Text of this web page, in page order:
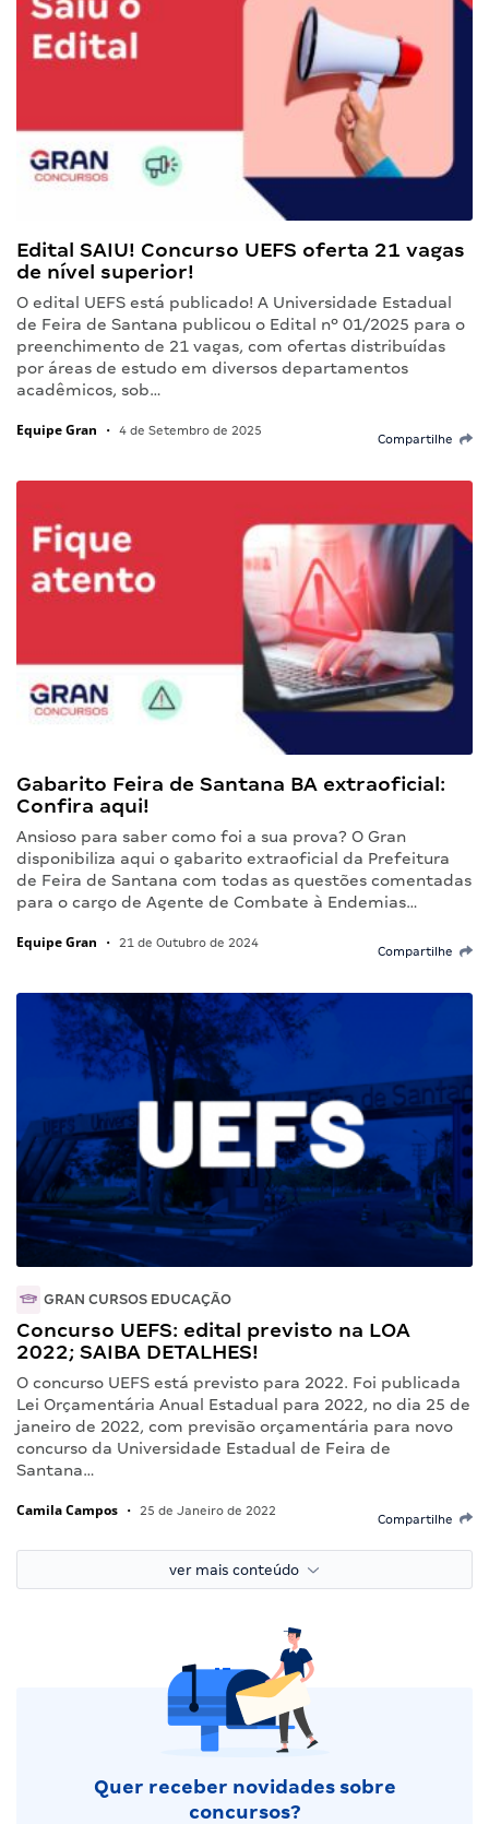
Edital SAIU! Concurso UEFS oferta 21 vagas
de nível superior!
O edital UEFS está publicado! A Universidade Estadual
de Feira de Santana publicou o Edital nº 01/2025 para o
preenchimento de 21 vagas, com ofertas distribuídas
por áreas de estudo em diversos departamentos
acadêmicos, sob…
Equipe Gran • 4 de Setembro de 2025
Compartilhe
Gabarito Feira de Santana BA extraoficial:
Confira aqui!
Ansioso para saber como foi a sua prova? O Gran
disponibiliza aqui o gabarito extraoficial da Prefeitura
de Feira de Santana com todas as questões comentadas
para o cargo de Agente de Combate à Endemias…
Equipe Gran • 21 de Outubro de 2024
Compartilhe
GRAN CURSOS EDUCAÇÃO
Concurso UEFS: edital previsto na LOA
2022; SAIBA DETALHES!
O concurso UEFS está previsto para 2022. Foi publicada
Lei Orçamentária Anual Estadual para 2022, no dia 25 de
janeiro de 2022, com previsão orçamentária para novo
concurso da Universidade Estadual de Feira de
Santana…
Camila Campos • 25 de Janeiro de 2022
Compartilhe
ver mais conteúdo
Quer receber novidades sobre
concursos?